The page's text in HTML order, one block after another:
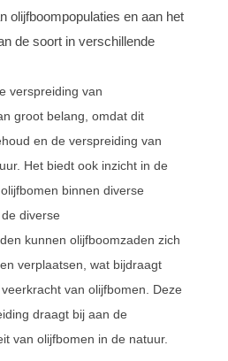
olijfboompopulaties en aan het
de soort in verschillende
verspreiding van
groot belang, omdat dit
en de verspreiding van
Het biedt ook inzicht in de
binnen diverse
diverse
kunnen olijfboomzaden zich
verplaatsen, wat bijdraagt
van olijfbomen. Deze
draagt bij aan de
van olijfbomen in de natuur.